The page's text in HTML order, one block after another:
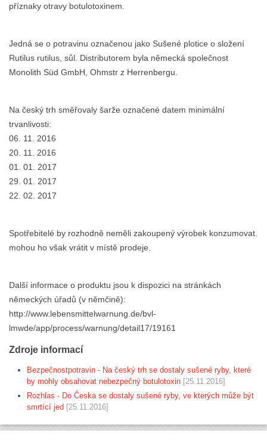
příznaky otravy botulotoxinem.
Jedná se o potravinu označenou jako Sušené plotice o složení
Rutilus rutilus, sůl. Distributorem byla německá společnost
Monolith Süd GmbH, Ohmstr z Herrenbergu.
Na český trh směřovaly šarže označené datem minimální
trvanlivosti:
06. 11. 2016
20. 11. 2016
01. 01. 2017
29. 01. 2017
22. 02. 2017
Spotřebitelé by rozhodně neměli zakoupený výrobek konzumovat.
mohou ho však vrátit v místě prodeje.
Další informace o produktu jsou k dispozici na stránkách
německých úřadů (v němčině):
http://www.lebensmittelwarnung.de/bvl-
lmwde/app/process/warnung/detail17/19161
Zdroje informací
Bezpečnostpotravin - Na český trh se dostaly sušené ryby, které
by mohly obsahovat nebezpečný botulotoxin [25.11.2016]
Rozhlas - Do Česka se dostaly sušené ryby, ve kterých může být
smrtící jed [25.11.2016]